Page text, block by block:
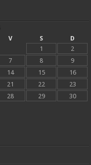
V S
D
1
2
7 8
9
14 15
16
21 22
23
28 29
30